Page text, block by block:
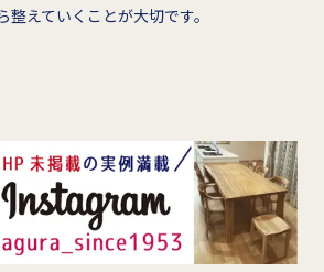
えていくことが大切です。